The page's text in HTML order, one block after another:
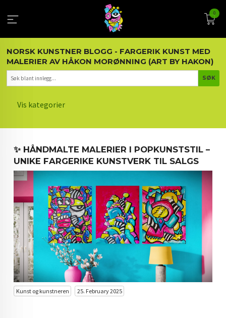
innholdet
0
NORSK KUNSTNER BLOGG - FARGERIK KUNST MED
MALERIER AV HÅKON MORØNNING (ART BY HAKON)
Vis kategorier
KUNST OG KUNSTNEREN
MALERIER BLOGG
ARTIKLER OM KUNST
INTERIØR OG KUNST
KUNST INVESTERING
KUNSTSTILER
FARGETEORI
KJØP KUNST TIL SALGS
✨ HÅNDMALTE MALERIER I POPKUNSTSTIL –
UNIKE FARGERIKE KUNSTVERK TIL SALGS
Kunst og kunstneren 25. February 2025